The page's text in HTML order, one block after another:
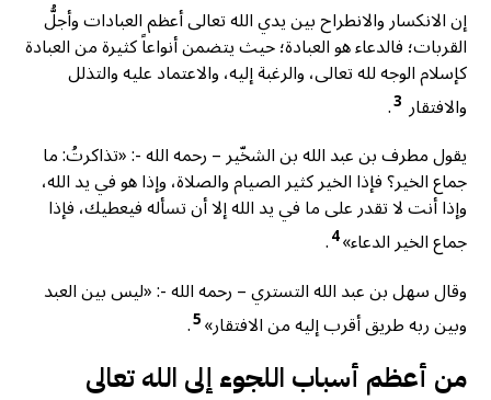
إن الانكسار والانطراح بين يدي الله تعالى أعظم العبادات وأجلُّ
القربات؛ فالدعاء هو العبادة؛ حيث يتضمن أنواعاً كثيرة من العبادة
كإسلام الوجه لله تعالى، والرغبة إليه، والاعتماد عليه والتذلل
والافتقار 3
.
يقول مطرف بن عبد الله بن الشخّير – رحمه الله -: «تذاكرتُ: ما
جماع الخير؟ فإذا الخير كثير الصيام والصلاة، وإذا هو في يد الله،
وإذا أنت لا تقدر على ما في يد الله إلا أن تسأله فيعطيك، فإذا
جماع الخير الدعاء»4
.
وقال سهل بن عبد الله التستري – رحمه الله -: «ليس بين العبد
وبين ربه طريق أقرب إليه من الافتقار»5
.
من أعظم أسباب اللجوء إلى الله تعالى